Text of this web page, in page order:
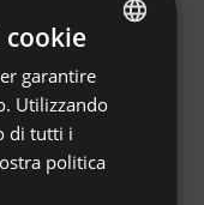
nei vigneti
ENGLISH
SPANISH
POLISH
garantire
Utilizzando
di tutti i
politica